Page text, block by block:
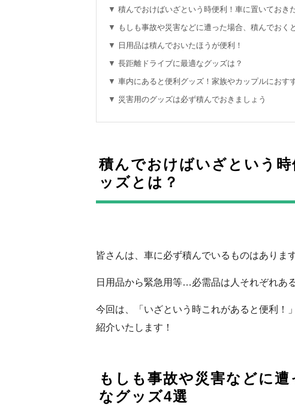
積んでおけばいざという時便利！車に置いておき
もしも事故や災害などに遭った場合、積んでおく
日用品は積んでおいたほうが便利！
長距離ドライブに最適なグッズは？
車内にあると便利グッズ！家族やカップルにおす
災害用のグッズは必ず積んでおきましょう
積んでおけばいざという
ッズとは？
皆さんは、車に必ず積んでいるものはありま
日用品から緊急用等…必需品は人それぞれあ
今回は、「いざという時これがあると便利！
紹介いたします！
もしも事故や災害などに
なグッズ4選